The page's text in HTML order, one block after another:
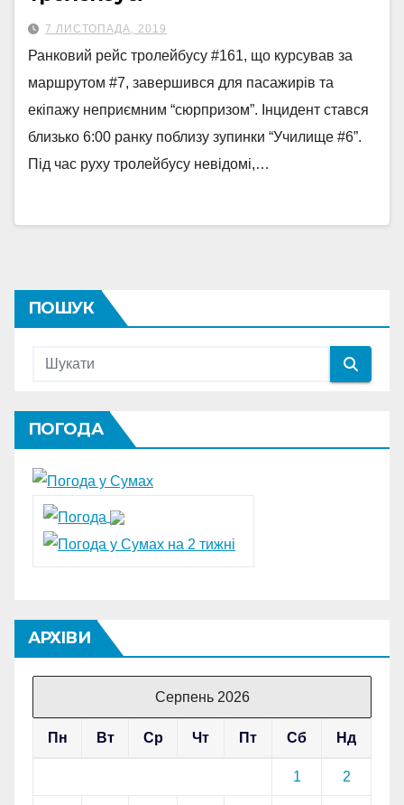
7 ЛИСТОПАДА, 2019
Ранковий рейс тролейбусу #161, що курсував за
маршрутом #7, завершився для пасажирів та
екіпажу неприємним “сюрпризом”. Інцидент стався
близько 6:00 ранку поблизу зупинки “Училище #6”.
Під час руху тролейбусу невідомі,…
ПОШУК
ПОГОДА
АРХІВИ
Серпень 2026
Пн Вт Ср Чт Пт Сб Нд
1 2